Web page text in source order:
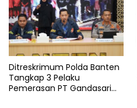
Ditreskrimum Polda Banten
Tangkap 3 Pelaku
Pemerasan PT Gandasari